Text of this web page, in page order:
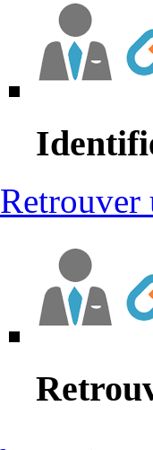
Retrouver